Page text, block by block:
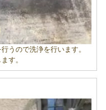
うので洗浄を行います。
す。